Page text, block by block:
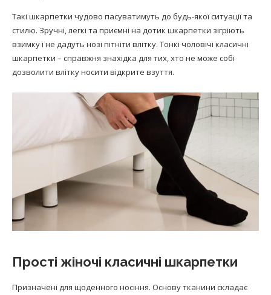
Такі шкарпетки чудово пасуватимуть до будь-якої ситуації та
стилю. Зручні, легкі та приємні на дотик шкарпетки зігріють
взимку і не дадуть нозі пітніти влітку. Тонкі чоловічі класичні
шкарпетки – справжня знахідка для тих, хто не може собі
дозволити влітку носити відкрите взуття.
Прості жіночі класичні шкарпетки
Призначені для щоденного носіння. Основу тканини складає